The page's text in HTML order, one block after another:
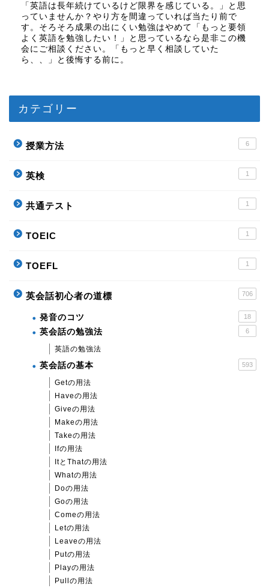
「英語は長年続けているけど限界を感じている。」と思
っていませんか？やり方を間違っていれば当たり前で
す。そろそろ成果の出にくい勉強はやめて「もっと要領
よく英語を勉強したい！」と思っているなら是非この機
会にご相談ください。「もっと早く相談していた
ら、、」と後悔する前に。
カテゴリー
授業方法 6
英検 1
共通テスト 1
TOEIC 1
TOEFL 1
英会話初心者の道標 706
発音のコツ 18
英会話の勉強法 6
英語の勉強法
英会話の基本 593
Getの用法
Haveの用法
Giveの用法
Makeの用法
Takeの用法
Ifの用法
ItとThatの用法
Whatの用法
Doの用法
Goの用法
Comeの用法
Letの用法
Leaveの用法
Putの用法
Playの用法
Pullの用法